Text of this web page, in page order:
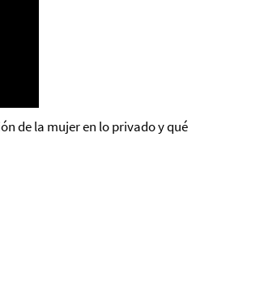
de la mujer en lo privado y qué